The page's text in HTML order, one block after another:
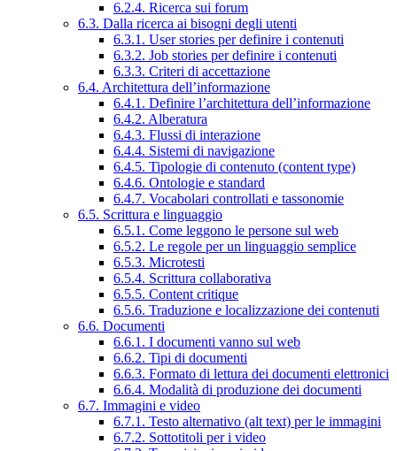
6.2.4. Ricerca sui forum
6.3. Dalla ricerca ai bisogni degli utenti
6.3.1. User stories per definire i contenuti
6.3.2. Job stories per definire i contenuti
6.3.3. Criteri di accettazione
6.4. Architettura dell’informazione
6.4.1. Definire l’architettura dell’informazione
6.4.2. Alberatura
6.4.3. Flussi di interazione
6.4.4. Sistemi di navigazione
6.4.5. Tipologie di contenuto (content type)
6.4.6. Ontologie e standard
6.4.7. Vocabolari controllati e tassonomie
6.5. Scrittura e linguaggio
6.5.1. Come leggono le persone sul web
6.5.2. Le regole per un linguaggio semplice
6.5.3. Microtesti
6.5.4. Scrittura collaborativa
6.5.5. Content critique
6.5.6. Traduzione e localizzazione dei contenuti
6.6. Documenti
6.6.1. I documenti vanno sul web
6.6.2. Tipi di documenti
6.6.3. Formato di lettura dei documenti elettronici
6.6.4. Modalità di produzione dei documenti
6.7. Immagini e video
6.7.1. Testo alternativo (alt text) per le immagini
6.7.2. Sottotitoli per i video